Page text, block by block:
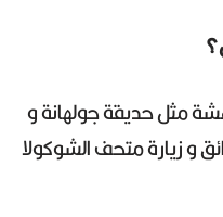
مثل حديقة جولهانة و
و زيارة متحف الشوكولا